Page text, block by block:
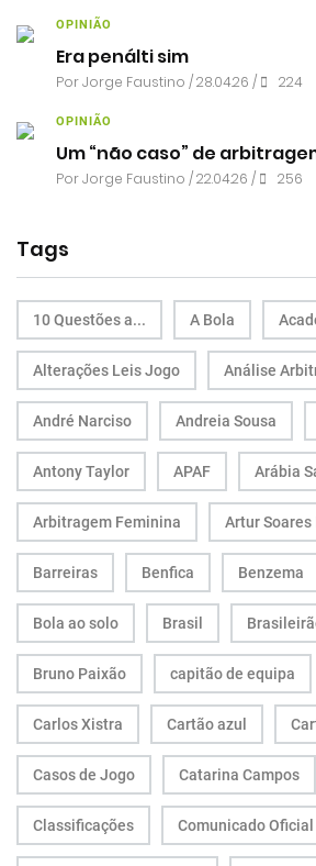
OPINIÃO
Era penálti sim
PorJorge Faustino / 28.04.26 / 224
OPINIÃO
Um “não caso” de
PorJorge Faustino / 22.04.26 / 256
Tags
10 Questões a... A Bola
Alterações Leis Jogo Análise
André Narciso Andreia Sousa
Antony Taylor APAF Arábia
Arbitragem Feminina Artur Soares
Barreiras Benfica Benzema
Bola ao solo Brasil
Bruno Paixão capitão de equipa
Carlos Xistra Cartão azul
Casos de Jogo Catarina Campos
Classificações Comunicado Oficial